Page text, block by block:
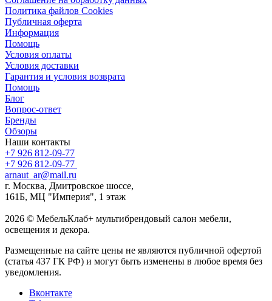
Политика файлов Cookies
Публичная оферта
Информация
Помощь
Условия оплаты
Условия доставки
Гарантия и условия возврата
Помощь
Блог
Вопрос-ответ
Бренды
Обзоры
Наши контакты
+7 926 812-09-77
+7 926 812-09-77
arnaut_ar@mail.ru
г. Москва, Дмитровское шоссе,
161Б, МЦ "Империя", 1 этаж
2026 © МебельКлаб+ мультибрендовый салон мебели,
освещения и декора.
Размещенные на сайте цены не являются публичной офертой
(статья 437 ГК РФ) и могут быть изменены в любое время без
уведомления.
Вконтакте